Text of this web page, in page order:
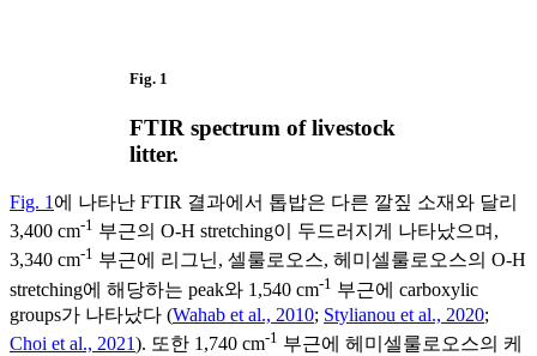
Fig. 1
FTIR spectrum of livestock
litter.
Fig. 1 에 나타난 FTIR 결과에서 톱밥은 다른 깔짚 소재와 달리
3,400 cm-1 부근의 O-H stretching이 두드러지게 나타났으며,
3,340 cm-1 부근에 리그닌, 셀룰로오스, 헤미셀룰로오스의 O-H
stretching에 해당하는 peak와 1,540 cm-1 부근에 carboxylic
groups가 나타났다 (Wahab et al., 2010; Stylianou et al., 2020;
Choi et al., 2021). 또한 1,740 cm-1 부근에 헤미셀룰로오스의 케